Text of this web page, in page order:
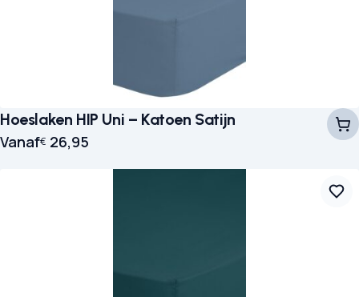
Hoeslaken HIP Uni – Katoen Satijn
Vanaf€ 26,95